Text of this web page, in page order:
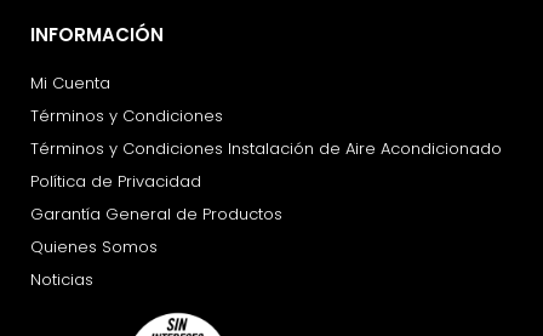
INFORMACIÓN
Mi Cuenta
Términos y Condiciones
Términos y Condiciones Instalación de Aire Acondicionado
Política de Privacidad
Garantía General de Productos
Quienes Somos
Noticias